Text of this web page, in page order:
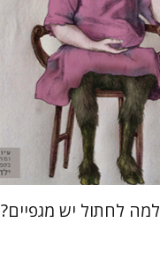
הנחת אתר ספר מודפס
$31
$28
למה לחתול יש מגפיים?